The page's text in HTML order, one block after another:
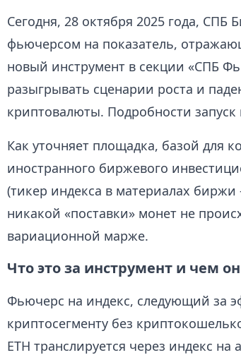
Сегодня, 28 октября 2025 года, СПБ
фьючерсом на показатель,
новый инструмент в секции «СПБ
разыгрывать сценарии роста и
криптовалюты. Подробности запуск
Как уточняет площадка, базой для
иностранного биржевого
(тикер индекса в материалах
никакой «поставки» монет не
вариационной марже.
Что это за инструмент и чем
Фьючерс на индекс, следующий за
криптосегменту без
ETH транслируется через индекс на